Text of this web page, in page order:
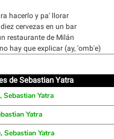
hacerlo y pa' llorar
cervezas en un bar
restaurante de Milán
hay que explicar (ay, 'omb'e)
de Sebastian Yatra
Yatra
Yatra
Sebastian Yatra